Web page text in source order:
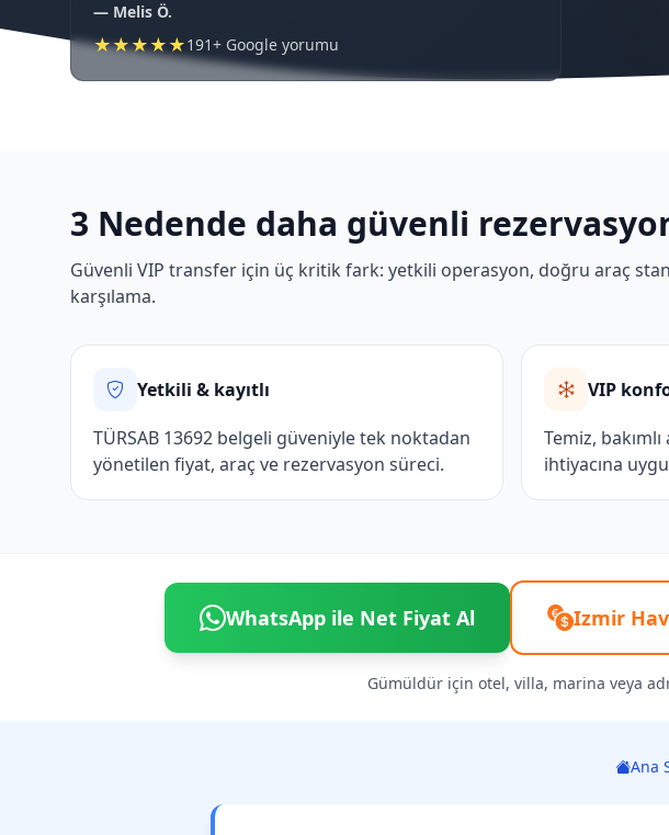
— Melis Ö.
★★★★★191+ Google yorumu
3 Nedende daha güvenli
Güvenli VIP transfer için üç kritik fark: yetkili operasyon, doğru araç
karşılama.
Yetkili & kayıtlı
TÜRSAB 13692 belgeli güveniyle tek noktadan
yönetilen fiyat, araç ve rezervasyon süreci.
VIP
Temiz,
ihtiyacına
WhatsApp ile Net Fiyat Al Izmir
Gümüldür için otel, villa, marina veya
Ana